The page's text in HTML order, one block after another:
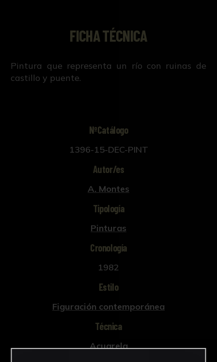
FICHA TÉCNICA
Pintura que representa un río con ruinas de
castillo y puente.
NºCatálogo
1396-15-DEC-PINT
Autor/es
A. Montes
Tipología
Pinturas
Cronología
1982
Estilo
Figuración contemporánea
Técnica
Acuarela